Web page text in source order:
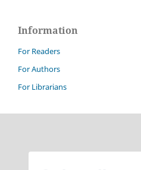
Information
For Readers
For Authors
For Librarians